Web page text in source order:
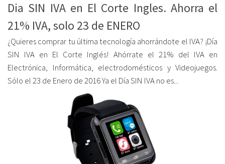
Dia SIN IVA en El Corte Ingles. Ahorra el
21% IVA, solo 23 de ENERO
¿Quieres comprar tu última tecnología ahorrándote el IVA? ¡Día
SIN IVA en El Corte Inglés! Ahórrate el 21% del IVA en
Electrónica, Informática, electrodomésticos y Videojuegos.
Sólo el 23 de Enero de 2016 Ya el Día SIN IVA no es...